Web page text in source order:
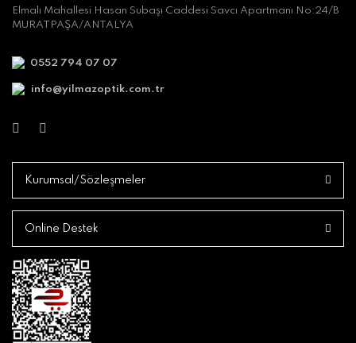
Elmalı Mahallesi Hasan Subaşı Caddesi Savcı Apartmanı No:24/B
MURATPAŞA/ANTALYA
0552 794 07 07
info@yilmazoptik.com.tr
Kurumsal/Sözleşmeler
Online Destek